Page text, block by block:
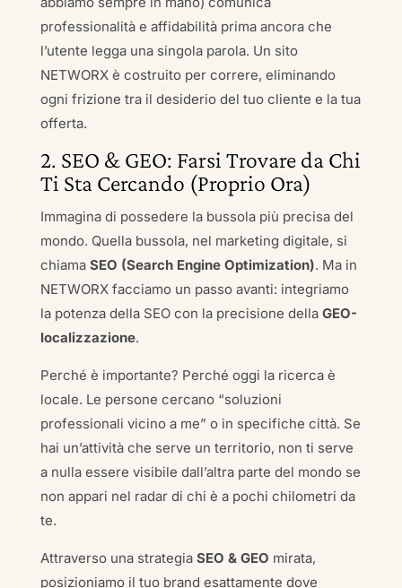
professionalità e affidabilità prima ancora che
l’utente legga una singola parola. Un sito
NETWORX è costruito per correre, eliminando
ogni frizione tra il desiderio del tuo cliente e la tua
offerta.
2. SEO & GEO: Farsi Trovare da Chi
Ti Sta Cercando (Proprio Ora)
Immagina di possedere la bussola più precisa del
mondo. Quella bussola, nel marketing digitale, si
chiama SEO (Search Engine Optimization). Ma in
NETWORX facciamo un passo avanti: integriamo
la potenza della SEO con la precisione della GEO-
localizzazione.
Perché è importante? Perché oggi la ricerca è
locale. Le persone cercano “soluzioni
professionali vicino a me” o in specifiche città. Se
hai un’attività che serve un territorio, non ti serve
a nulla essere visibile dall’altra parte del mondo se
non appari nel radar di chi è a pochi chilometri da
te.
Attraverso una strategia SEO & GEO mirata,
posizioniamo il tuo brand esattamente dove